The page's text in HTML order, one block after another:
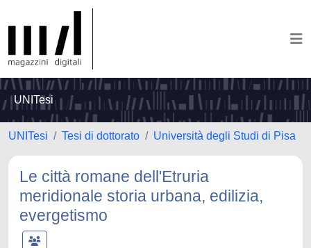
UNITesi
UNITesi Tesi di dottorato Università degli Studi di Pisa
Le città romane dell'Etruria
meridionale storia urbana, edilizia,
evergetismo